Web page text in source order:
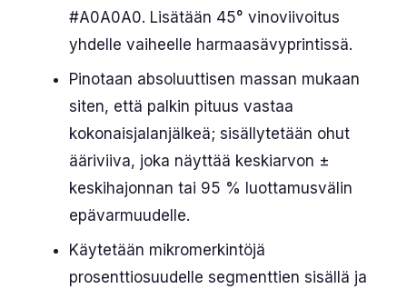
#A0A0A0. Lisätään 45° vinoviivoitus
yhdelle vaiheelle harmaasävyprintissä.
Pinotaan absoluuttisen massan mukaan
siten, että palkin pituus vastaa
kokonaisjalanjälkeä; sisällytetään ohut
ääriviiva, joka näyttää keskiarvon ±
keskihajonnan tai 95 % luottamusvälin
epävarmuudelle.
Käytetään mikromerkintöjä
prosenttiosuudelle segmenttien sisällä ja